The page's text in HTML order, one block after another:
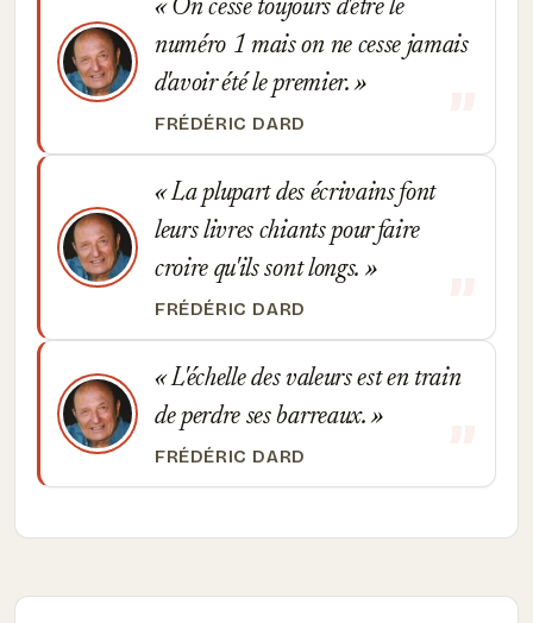
On cesse toujours d'être le
numéro 1 mais on ne cesse jamais
d'avoir été le premier.
FRÉDÉRIC DARD
La plupart des écrivains font
leurs livres chiants pour faire
croire qu'ils sont longs.
FRÉDÉRIC DARD
L'échelle des valeurs est en train
de perdre ses barreaux.
FRÉDÉRIC DARD